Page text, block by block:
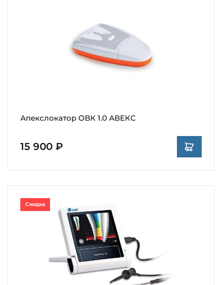
Апекслокатор ОВК 1.0 АВЕКС
15 900 ₽
Скидка